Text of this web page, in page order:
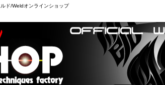
ド/Weldオンラインショップ